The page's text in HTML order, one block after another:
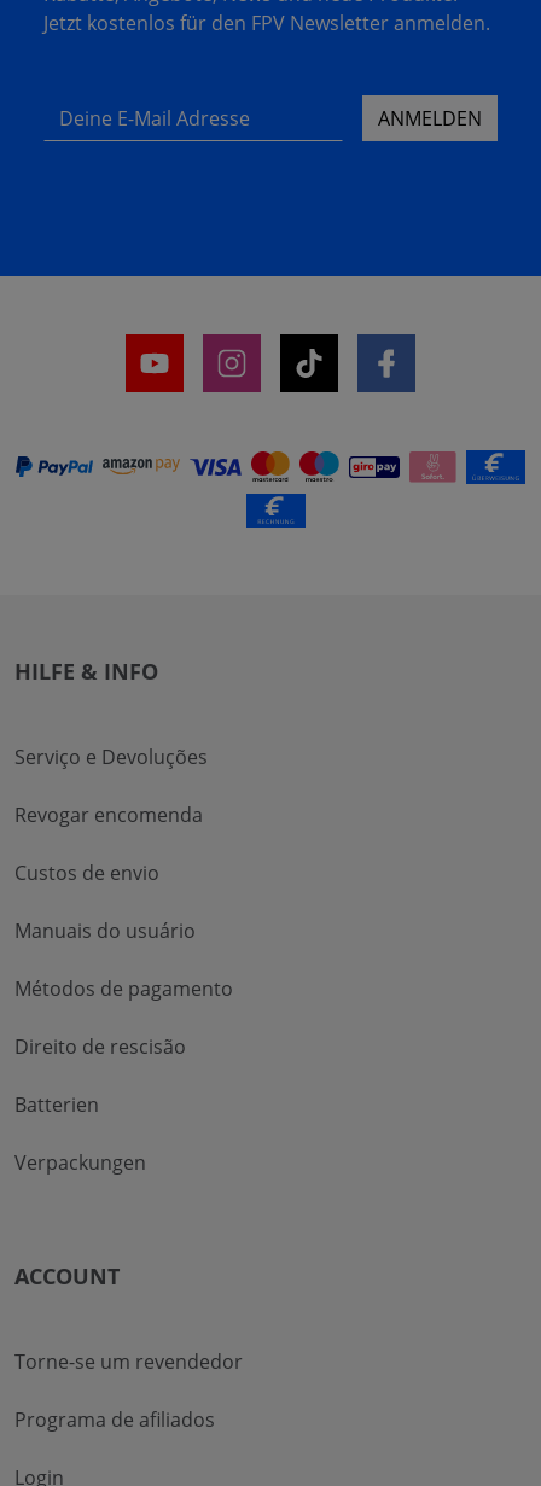
Jetzt kostenlos für den FPV Newsletter anmelden.
Deine E-Mail Adresse ANMELDEN
HILFE & INFO
Serviço e Devoluções
Revogar encomenda
Custos de envio
Manuais do usuário
Métodos de pagamento
Direito de rescisão
Batterien
Verpackungen
ACCOUNT
Torne-se um revendedor
Programa de afiliados
Login